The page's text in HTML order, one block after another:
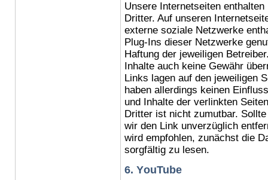
Unsere Internetseiten
Dritter. Auf unseren
externe soziale Netzwerke
Plug-Ins dieser Netzwerke
Haftung der jeweiligen
Inhalte auch keine Gewähr
Links lagen auf den jeweiligen
haben allerdings keinen
und Inhalte der verlinkten
Dritter ist nicht zumutbar.
wir den Link unverzüglich
wird empfohlen, zunächst die
sorgfältig zu lesen.
6. YouTube